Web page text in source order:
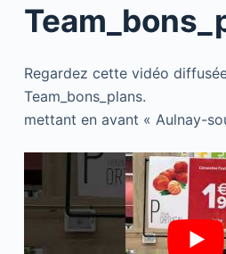
Regardez cette vidéo
Team_bons_plans.
mettant en avant « Aulnay-